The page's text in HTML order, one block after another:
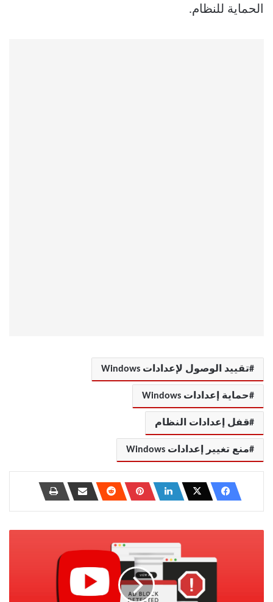
الحماية للنظام.
تقييد الوصول لإعدادات Windows
حماية إعدادات Windows
قفل إعدادات النظام
منع تغيير إعدادات Windows